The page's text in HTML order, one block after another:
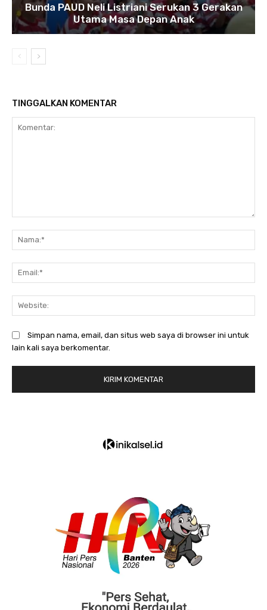
Bunda PAUD Neli Listriani Serukan 3 Gerakan
Utama Masa Depan Anak
TINGGALKAN KOMENTAR
Simpan nama, email, dan situs web saya di browser ini untuk
lain kali saya berkomentar.